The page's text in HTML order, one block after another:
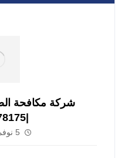
شركة مكافحة
5 نوفمبر، 2024